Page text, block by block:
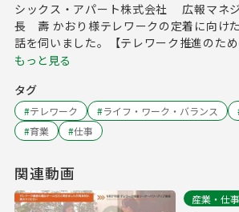
シックス・アパート株式会社 広報マネ
長 壽 かおり様テレワークの定着に向け
話を伺いました。【テレワーク推進のた
もっと見る
タグ
#テレワーク #ライフ・ワーク・バランス
#育業 #仕事
関連動画
産業・仕事